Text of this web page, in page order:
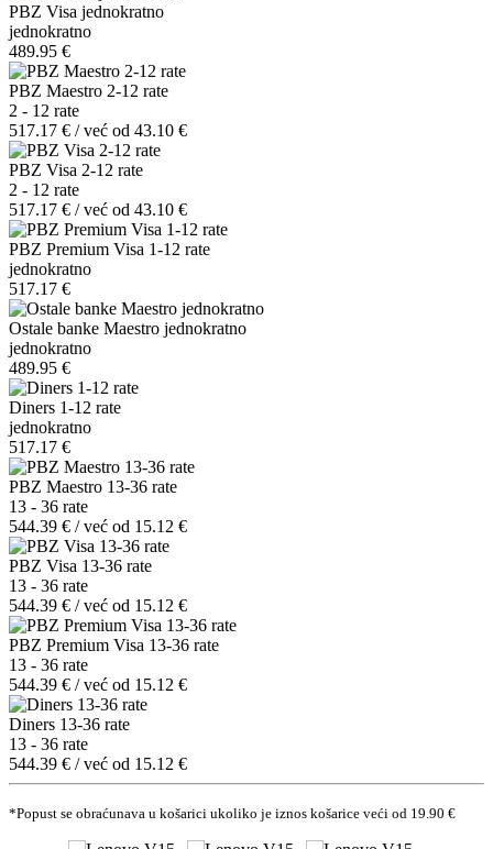
PBZ Visa jednokratno
jednokratno
489.95 €
PBZ Maestro 2-12 rate
2 - 12 rate
517.17 € / već od 43.10 €
PBZ Visa 2-12 rate
2 - 12 rate
517.17 € / već od 43.10 €
PBZ Premium Visa 1-12 rate
jednokratno
517.17 €
Ostale banke Maestro jednokratno
jednokratno
489.95 €
Diners 1-12 rate
jednokratno
517.17 €
PBZ Maestro 13-36 rate
13 - 36 rate
544.39 € / već od 15.12 €
PBZ Visa 13-36 rate
13 - 36 rate
544.39 € / već od 15.12 €
PBZ Premium Visa 13-36 rate
13 - 36 rate
544.39 € / već od 15.12 €
Diners 13-36 rate
13 - 36 rate
544.39 € / već od 15.12 €
*Popust se obraćunava u košarici ukoliko je iznos košarice veći od 19.90 €